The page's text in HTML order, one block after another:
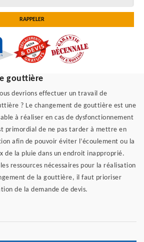
gouttière
devrions effectuer un travail de
? Le changement de gouttière est une
à réaliser en cas de dysfonctionnement
primordial de ne pas tarder à mettre en
afin de pouvoir éviter l’écoulement ou la
de la pluie dans un endroit inapproprié.
ressources nécessaires pour la réalisation
de la gouttière, il faut prioriser
de la demande de devis.